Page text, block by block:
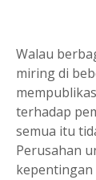
Walau
miring di
terhadap
semua itu
Perusahan
kepentingan